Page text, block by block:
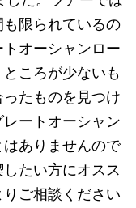
限られているの
オーシャンロー
ころが少ないも
たものを見つけ
ートオーシャン
ありませんので
たい方にオスス
ご相談ください